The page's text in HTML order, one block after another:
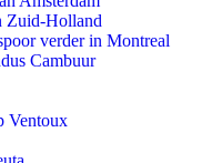
Zuid-Holland
verder in Montreal
Cambuur
Ventoux